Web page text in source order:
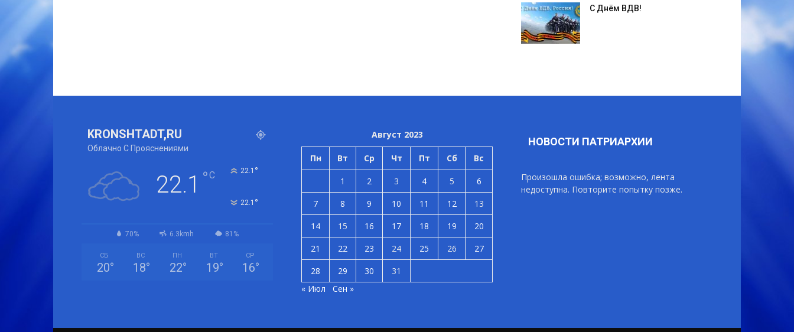
С Днём ВДВ!
KRONSHTADT,RU
Облачно С Прояснениями
22.1 °C 22.1 °
22.1 °
70% 6.3kmh 81%
СБ
20°
ВС
18°
ПН
22°
ВТ
19°
СР
16°
Август 2023
Пн Вт Ср Чт Пт Сб Вс
1 2 3 4 5
6
7
8 9 10 11 12
13
14
15 16 17 18 19
20
21
22 23 24 25 26
27
28
29 30
31
« Июл
Сен »
НОВОСТИ ПАТРИАРХИИ
Произошла ошибка; возможно, лента
недоступна. Повторите попытку позже.